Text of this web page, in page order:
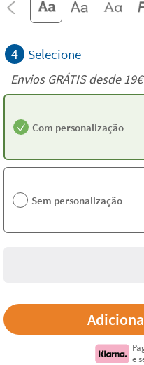
4 Selecione
Envios GRÁTIS desde 19€
Com personalização
Sem personalização
e